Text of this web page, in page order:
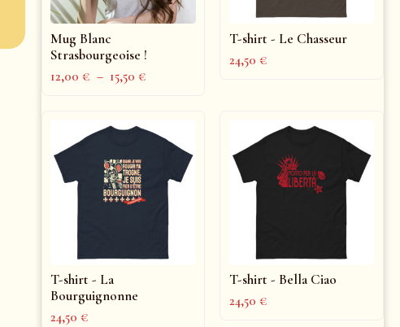
Mug Blanc
Strasbourgeoise !
12,00€ – 15,50€
T-shirt - Le Chasseur
24,50€
T-shirt - La
Bourguignonne
24,50€
T-shirt - Bella Ciao
24,50€